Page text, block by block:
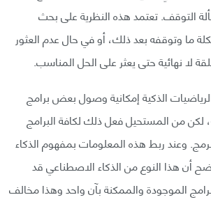
التوقف. تعتمد هذه النظرية على بحث
ما وتوقفه بعد ذلك، أو في حال عدم العثور
لا نهائية حتى يعثر على الحل المناسب.
الذكية إمكانية وصول بعض برامج
لكن من المستحيل فعل ذلك لكافة البرامج
وعند ربط هذه المعلومات بمفهوم الذكاء
أن هذا النوع من الذكاء الاصطناعي قد
الموجودة والممكنة بآن واحد وهذا مخالف